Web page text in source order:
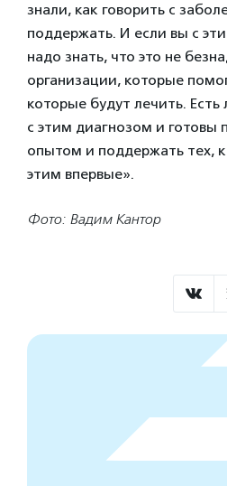
знали, как говорить с
поддержать. И если вы с
надо знать, что это не
организации, которые
которые будут лечить.
с этим диагнозом и готовы
опытом и поддержать тех,
этим впервые».
Фото: Вадим Кантор